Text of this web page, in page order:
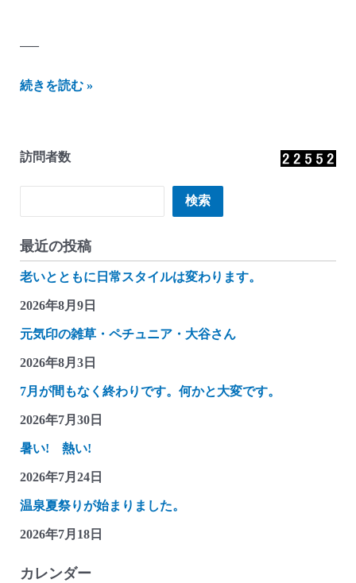
—–
に
わ
箱
ん
つ
れ
れ
雑
記
に
太
郎
金
箱)
続きを読む »
訪問者数
検索
最近の投稿
老いとともに日常スタイルは変わります。
2026年8月9日
元気印の雑草・ペチュニア・大谷さん
2026年8月3日
7月が間もなく終わりです。何かと大変です。
2026年7月30日
暑い! 熱い!
2026年7月24日
温泉夏祭りが始まりました。
2026年7月18日
カレンダー